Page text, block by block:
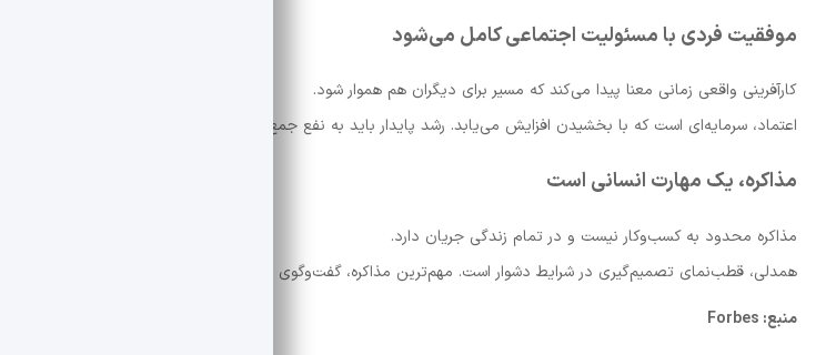
موفقیت فردی با مسئولیت اجتماعی کامل می‌شود
کارآفرینی واقعی زمانی معنا پیدا می‌کند که مسیر برای دیگران هم هموار شود.
اعتماد، سرمایه‌ای است که با بخشیدن افزایش می‌یابد. رشد پایدار باید به نفع جمع باشد، نه فقط فرد.
مذاکره، یک مهارت انسانی است
مذاکره محدود به کسب‌وکار نیست و در تمام زندگی جریان دارد.
همدلی، قطب‌نمای تصمیم‌گیری در شرایط دشوار است. مهم‌ترین مذاکره، گفت‌وگوی درونی برای ادامه مسیر و تسلیم نشدن است.
منبع: Forbes